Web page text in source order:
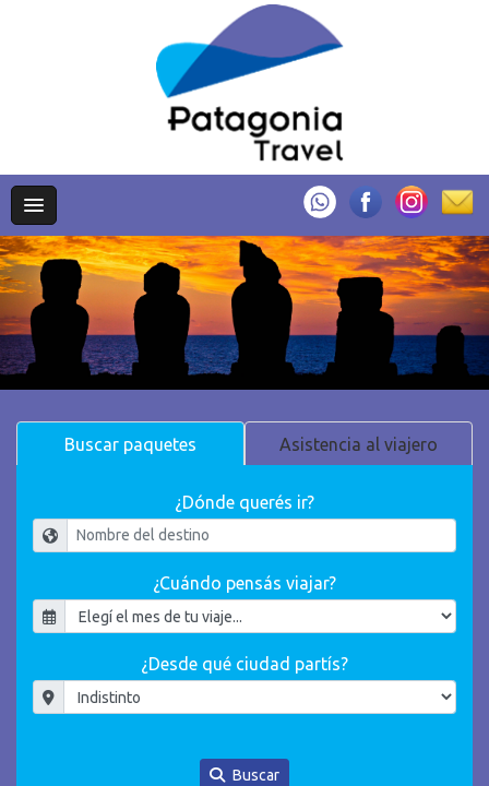
Buscar paquetes Asistencia al viajero
¿Dónde querés ir?
¿Cuándo pensás viajar?
¿Desde qué ciudad partís?
Buscar